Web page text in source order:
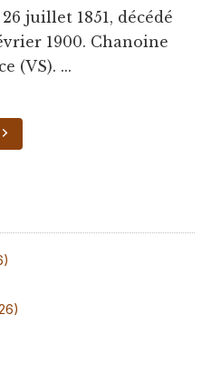
juillet 1851, décédé
1900. Chanoine
(VS). ...